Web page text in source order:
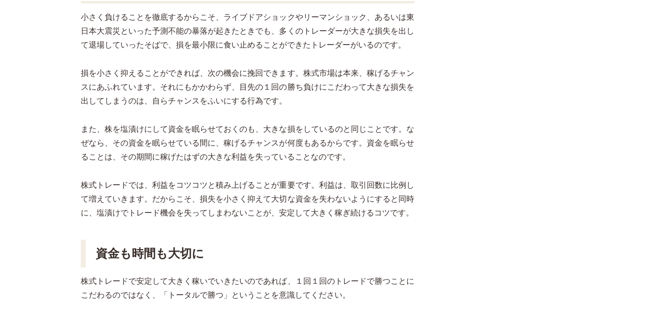
小さく負けることを徹底するからこそ、ライブドアショックやリーマンショック、あるいは東
日本大震災といった予測不能の暴落が起きたときでも、多くのトレーダーが大きな損失を出し
て退場していったそばで、損を最小限に食い止めることができたトレーダーがいるのです。
損を小さく抑えることができれば、次の機会に挽回できます。株式市場は本来、稼げるチャン
スにあふれています。それにもかかわらず、目先の１回の勝ち負けにこだわって大きな損失を
出してしまうのは、自らチャンスをふいにする行為です。
また、株を塩漬けにして資金を眠らせておくのも、大きな損をしているのと同じことです。な
ぜなら、その資金を眠らせている間に、稼げるチャンスが何度もあるからです。資金を眠らせ
ることは、その期間に稼げたはずの大きな利益を失っていることなのです。
株式トレードでは、利益をコツコツと積み上げることが重要です。利益は、取引回数に比例し
て増えていきます。だからこそ、損失を小さく抑えて大切な資金を失わないようにすると同時
に、塩漬けでトレード機会を失ってしまわないことが、安定して大きく稼ぎ続けるコツです。
資金も時間も大切に
株式トレードで安定して大きく稼いでいきたいのであれば、１回１回のトレードで勝つことに
こだわるのではなく、「トータルで勝つ」ということを意識してください。